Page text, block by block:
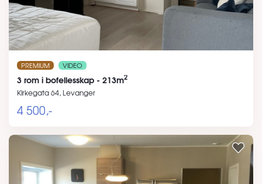
PREMIUM VIDEO
3 rom i bofellesskap - 213m2
Kirkegata 64, Levanger
4 500,-